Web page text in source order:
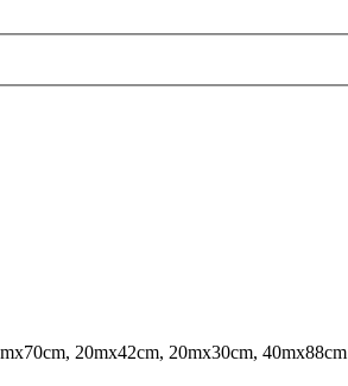
20mx42cm, 20mx30cm, 40mx88cm